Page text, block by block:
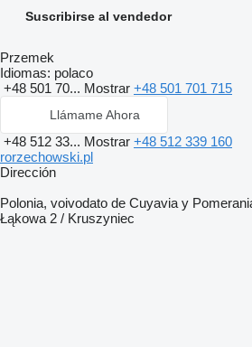
Suscribirse al vendedor
Przemek
Idiomas: polaco
+48 501 70... Mostrar +48 501 701 715
Llámame Ahora
+48 512 33... Mostrar +48 512 339 160
rorzechowski.pl
Dirección
Polonia, voivodato de Cuyavia y
Łąkowa 2 / Kruszyniec